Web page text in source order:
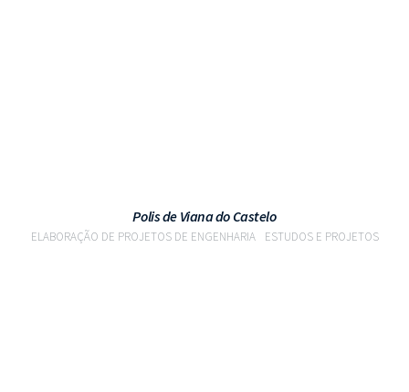
Polis de Viana do Castelo
ELABORAÇÃO DE PROJETOS DE ENGENHARIA ESTUDOS E PROJETOS